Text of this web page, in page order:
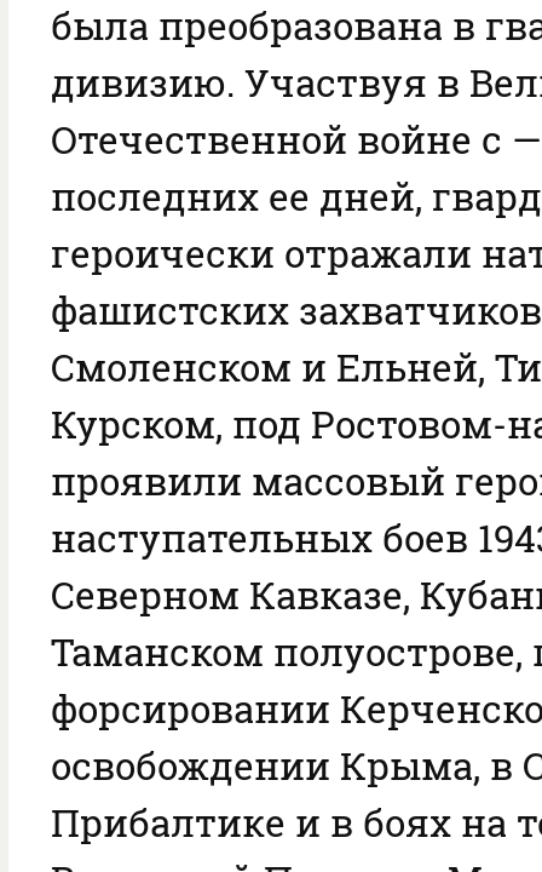
была преобразована в
дивизию. Участвуя в
Отечественной войне с
последних ее дней,
героически отражали
фашистских
Смоленском и Ельней,
Курском, под Ростовом-
проявили массовый
наступательных боев
Северном Кавказе,
Таманском полуострове,
форсировании
освобождении Крыма, в
Прибалтике и в боях на